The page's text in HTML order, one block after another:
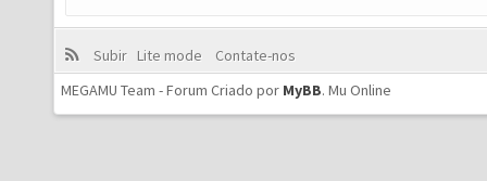
Subir Lite mode
Contate-nos
MEGAMU Team - Forum Criado por MyBB. Mu Online